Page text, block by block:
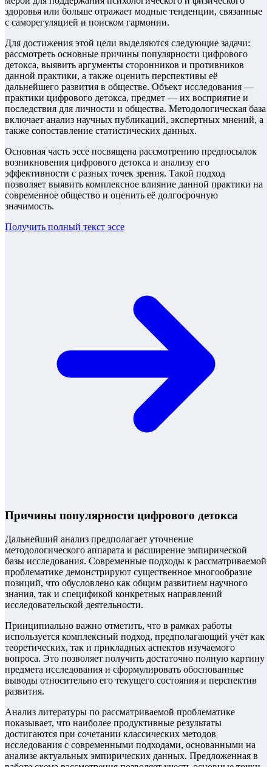
здоровья или больше отражает модные тенденции, связанные
с саморегуляцией и поиском гармонии.
Для достижения этой цели выделяются следующие задачи:
рассмотреть основные причины популярности цифрового
детокса, выявить аргументы сторонников и противников
данной практики, а также оценить перспективы её
дальнейшего развития в обществе. Объект исследования —
практики цифрового детокса, предмет — их восприятие и
последствия для личности и общества. Методологическая база
включает анализ научных публикаций, экспертных мнений, а
также сопоставление статистических данных.
Основная часть эссе посвящена рассмотрению предпосылок
возникновения цифрового детокса и анализу его
эффективности с разных точек зрения. Такой подход
позволяет выявить комплексное влияние данной практики на
современное общество и оценить её долгосрочную
значимость.
Получить полный текст эссе
Причины популярности цифрового детокса
Дальнейший анализ предполагает уточнение
методологического аппарата и расширение эмпирической
базы исследования. Современные подходы к рассматриваемой
проблематике демонстрируют существенное многообразие
позиций, что обусловлено как общим развитием научного
знания, так и спецификой конкретных направлений
исследовательской деятельности.
Принципиально важно отметить, что в рамках работы
используется комплексный подход, предполагающий учёт как
теоретических, так и прикладных аспектов изучаемого
вопроса. Это позволяет получить достаточно полную картину
предмета исследования и сформулировать обоснованные
выводы относительно его текущего состояния и перспектив
развития.
Анализ литературы по рассматриваемой проблематике
показывает, что наиболее продуктивные результаты
достигаются при сочетании классических методов
исследования с современными подходами, основанными на
анализе актуальных эмпирических данных. Предложенная в